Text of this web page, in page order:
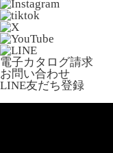
電子カタログ請求
お問い合わせ
LINE友だち登録